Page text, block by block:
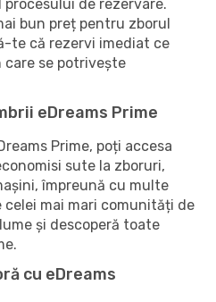
de rezervare.
bun preț pentru zborul
te că rezervi imediat ce
care se potrivește
eDreams Prime
Prime, poți accesa
sute la zboruri,
împreună cu multe
mai mari comunități de
și descoperă toate
cu eDreams